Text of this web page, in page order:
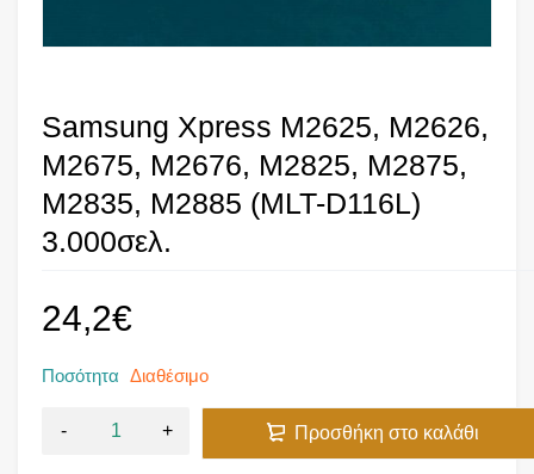
Samsung Xpress M2625, M2626,
M2675, M2676, M2825, M2875,
M2835, M2885 (MLT-D116L)
3.000σελ.
24,2€
Ποσότητα Διαθέσιμο
Προσθήκη στο καλάθι